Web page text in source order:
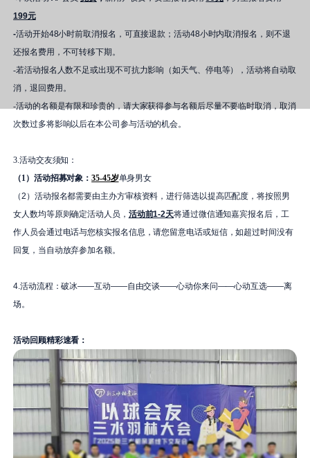
199元
-活动开始48小时前取消报名，可直接退款；活动48小时内取消报名，则不退
还报名费用，不可转移下期。
-若活动报名人数不足或出现不可抗力影响（如天气、停电等），活动将自动取
消，退回费用。
-活动的名额是有限和珍贵的，请大家获得参与名额后尽量不要临时取消，取消
次数过多将影响以后在本公司参与活动的机会。
3.活动交友须知：
（1）活动招募对象：35-45岁单身男女
（2）活动报名都需要由主办方审核资料，进行筛选以提高匹配度，将按照男
女人数均等原则确定活动人员， 活动前1-2天将通过微信通知嘉宾报名后，工
作人员会通过电话与您核实报名信息，请您留意电话或短信，如超过时间没有
回复，当自动放弃参加名额。
4.活动流程：破冰——互动——自由交谈——心动你来问——心动互选——离
场。
活动回顾精彩速看：